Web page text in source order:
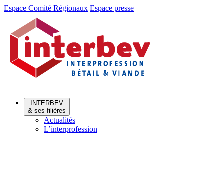
Aller
Aller
contenu
Espace Comité Régionaux Espace presse
INTERBEV
& ses filières
Actualités
L’interprofession